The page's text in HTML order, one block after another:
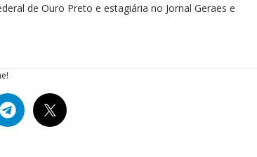
de Ouro Preto e estagiária no Jornal Geraes e